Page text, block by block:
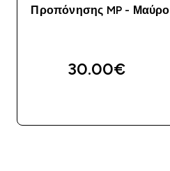
Προπόνησης MP - Μαύρο
30.00€‎